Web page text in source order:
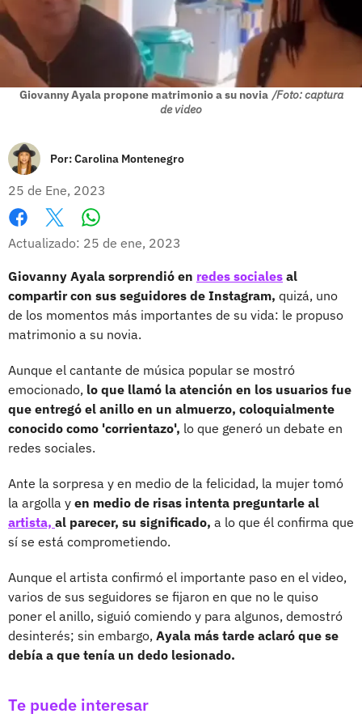
Giovanny Ayala propone matrimonio a su novia /Foto: captura
de video
Por:Carolina Montenegro
25 de Ene, 2023
Facebook
X
Actualizado: 25 de ene, 2023
Giovanny Ayala sorprendió en redes sociales al
compartir con sus seguidores de Instagram, quizá, uno
de los momentos más importantes de su vida: le propuso
matrimonio a su novia.
Aunque el cantante de música popular se mostró
emocionado, lo que llamó la atención en los usuarios fue
que entregó el anillo en un almuerzo, coloquialmente
conocido como 'corrientazo', lo que generó un debate en
redes sociales.
Ante la sorpresa y en medio de la felicidad, la mujer tomó
la argolla y en medio de risas intenta preguntarle al
artista, al parecer, su significado, a lo que él confirma que
sí se está comprometiendo.
Aunque el artista confirmó el importante paso en el video,
varios de sus seguidores se fijaron en que no le quiso
poner el anillo, siguió comiendo y para algunos, demostró
desinterés; sin embargo, Ayala más tarde aclaró que se
debía a que tenía un dedo lesionado.
Te puede interesar